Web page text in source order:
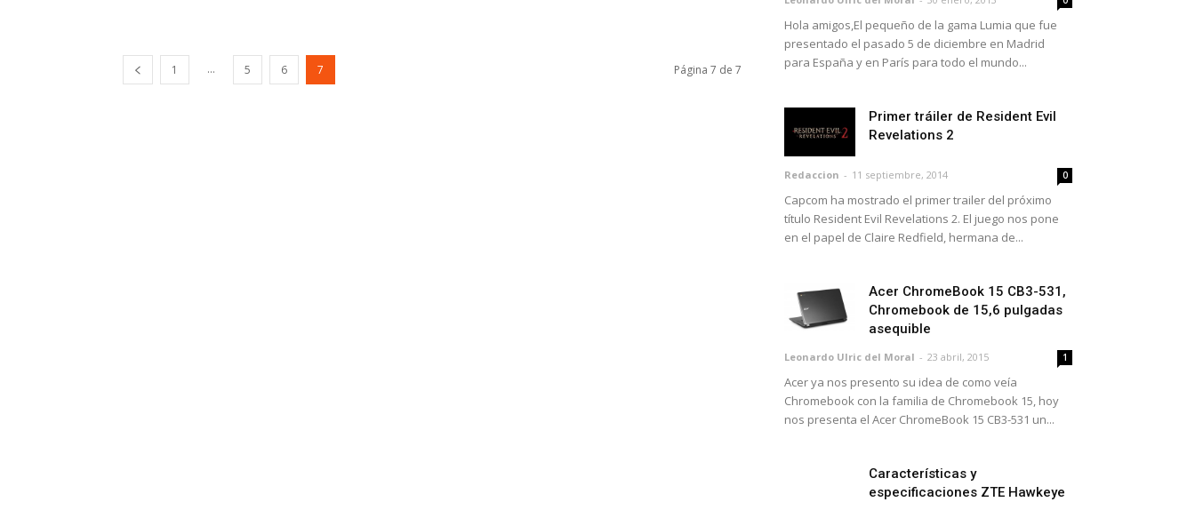
1 ... 5 6 7 Página 7 de 7
Hola amigos,El pequeño de la gama Lumia que fue
presentado el pasado 5 de diciembre en Madrid
para España y en París para todo el mundo...
Primer tráiler de Resident Evil
Revelations 2
Redaccion - 11 septiembre, 2014 0
Capcom ha mostrado el primer trailer del próximo
título Resident Evil Revelations 2. El juego nos pone
en el papel de Claire Redfield, hermana de...
Acer ChromeBook 15 CB3-531,
Chromebook de 15,6 pulgadas
asequible
Leonardo Ulric del Moral - 23 abril, 2015 1
Acer ya nos presento su idea de como veía
Chromebook con la familia de Chromebook 15, hoy
nos presenta el Acer ChromeBook 15 CB3-531 un...
Características y
especificaciones ZTE Hawkeye